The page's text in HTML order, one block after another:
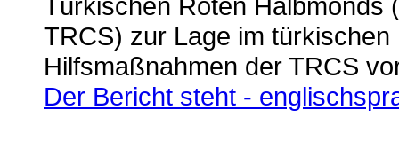
TRCS) zur Lage im
Hilfsmaßnahmen der TRCS
Der Bericht steht -